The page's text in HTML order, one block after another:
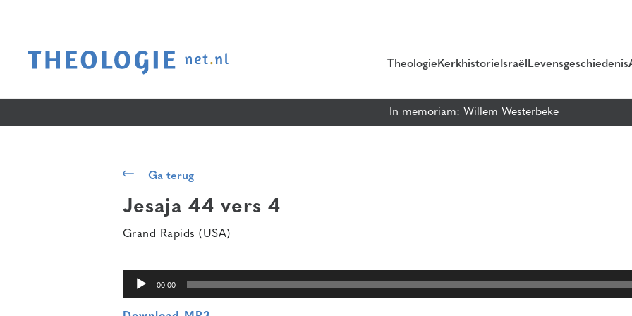
Theologie Kerkhistorie Israël Levensgeschiedenis
In memoriam: Willem Westerbeke
Ga terug
Jesaja 44 vers 4
Grand Rapids (USA)
00:00